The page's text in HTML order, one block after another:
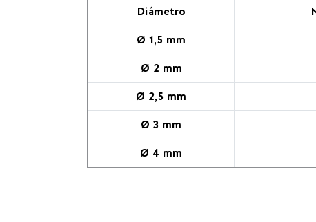
Diámetro
Ø 1,5 mm
Ø 2 mm
Ø 2,5 mm
Ø 3 mm
Ø 4 mm